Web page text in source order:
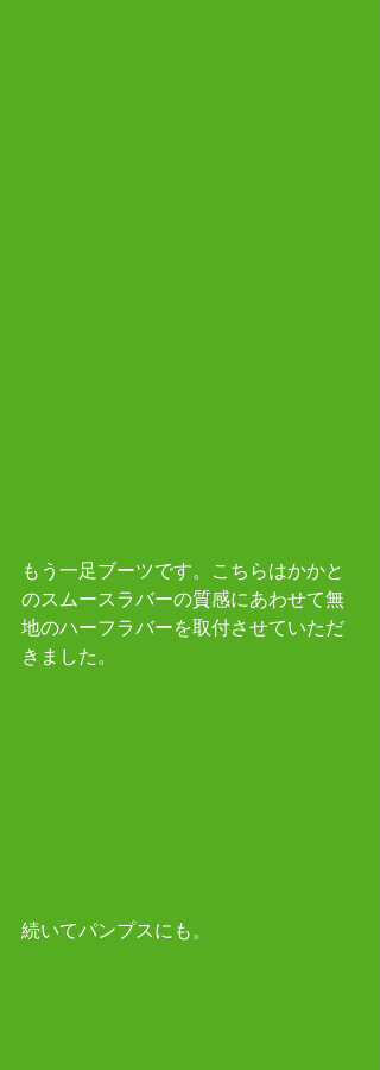
もう一足ブーツです。こちらはかかと
のスムースラバーの質感にあわせて無
地のハーフラバーを取付させていただ
きました。
続いてパンプスにも。